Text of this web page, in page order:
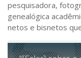
pesquisadora,
genealógica
netos e bisnetos